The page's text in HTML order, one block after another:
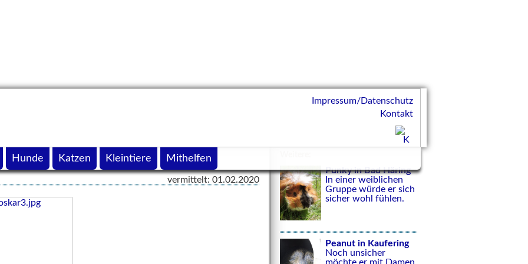
Punky in Bad Häring
In einer weiblichen
Gruppe würde er sich
sicher wohl fühlen.
Peanut in Kaufering
Noch unsicher
vermittelt: 01.02.2020
Impressum/Datenschutz
Kontakt
Hunde Katzen Kleintiere Mithelfen